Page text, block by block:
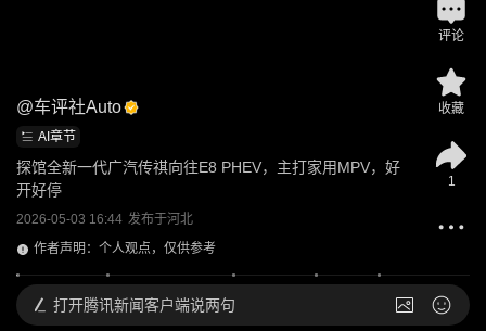
@车评社Auto
AI章节
探馆全新一代广汽传祺向往E8 PHEV，主打家用MPV，好
开好停
2026-05-03 16:44 发布于河北
作者声明：个人观点，仅供参考
评论
收藏
1
打开腾讯新闻客户端说两句